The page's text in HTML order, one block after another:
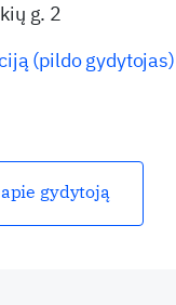
g. 2
(pildo gydytojas)
gydytoją